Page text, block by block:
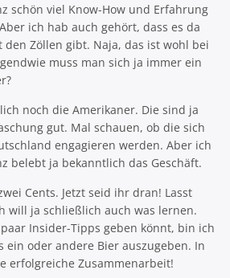
schön viel Know-How und Erfahrung
ich hab auch gehört, dass es da
Zöllen gibt. Naja, das ist wohl bei
muss man sich ja immer ein
noch die Amerikaner. Die sind ja
gut. Mal schauen, ob die sich
engagieren werden. Aber ich
belebt ja bekanntlich das Geschäft.
Cents. Jetzt seid ihr dran! Lasst
will ja schließlich auch was lernen.
Insider-Tipps geben könnt, bin ich
ein oder andere Bier auszugeben. In
erfolgreiche Zusammenarbeit!